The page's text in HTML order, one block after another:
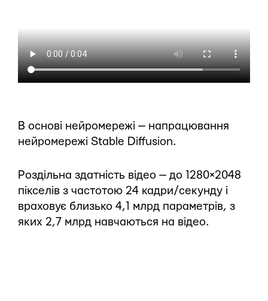
В основі нейромережі — напрацювання
нейромережі Stable Diffusion.
Роздільна здатність відео — до 1280×2048
пікселів з частотою 24 кадри/секунду і
враховує близько 4,1 млрд параметрів, з
яких 2,7 млрд навчаються на відео.